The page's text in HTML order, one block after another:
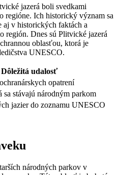
jazerá boli svedkami
regióne. Ich historický význam sa
aj v historických faktách a
región. Dnes sú Plitvické jazerá
oblasťou, ktorá je
UNESCO.
Dôležitá udalosť
opatrení
sa stávajú národným parkom
jazier do zoznamu UNESCO
národných parkov v